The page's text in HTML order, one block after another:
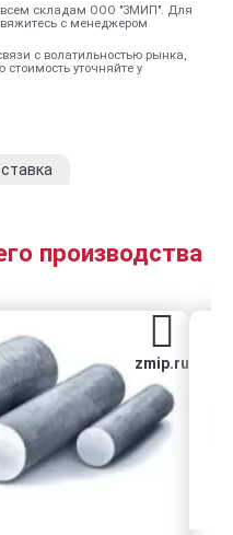
всем складам ООО "ЗМИП". Для
с менеджером
с волатильностью рынка,
уточняйте у
производства
zmip.ru